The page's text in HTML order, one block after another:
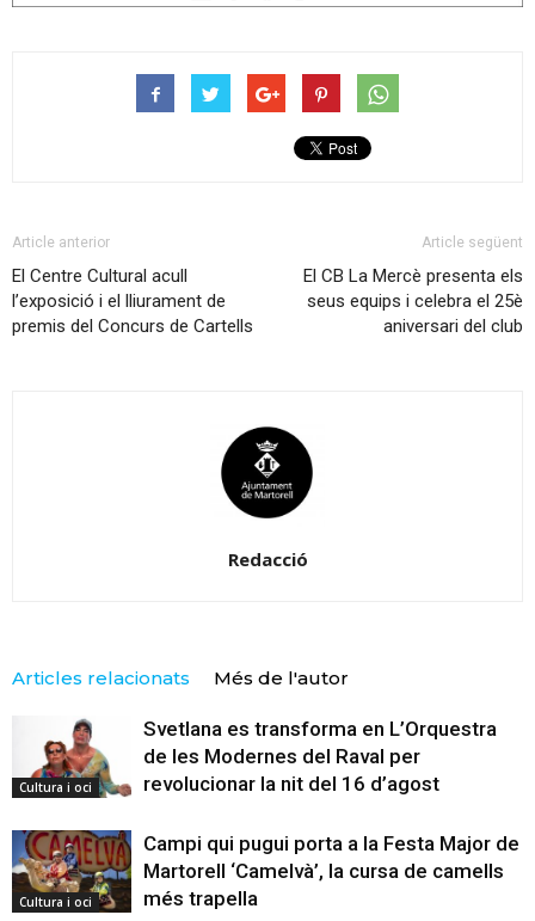
Article anterior
El Centre Cultural acull
l’exposició i el lliurament de
premis del Concurs de Cartells
Article següent
El CB La Mercè presenta els
seus equips i celebra el 25è
aniversari del club
Redacció
Articles relacionats Més de l'autor
Cultura i oci
Svetlana es transforma en L’Orquestra
de les Modernes del Raval per
revolucionar la nit del 16 d’agost
Cultura i oci
Campi qui pugui porta a la Festa Major de
Martorell ‘Camelvà’, la cursa de camells
més trapella